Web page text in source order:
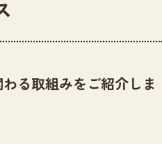
る取組みをご紹介しま